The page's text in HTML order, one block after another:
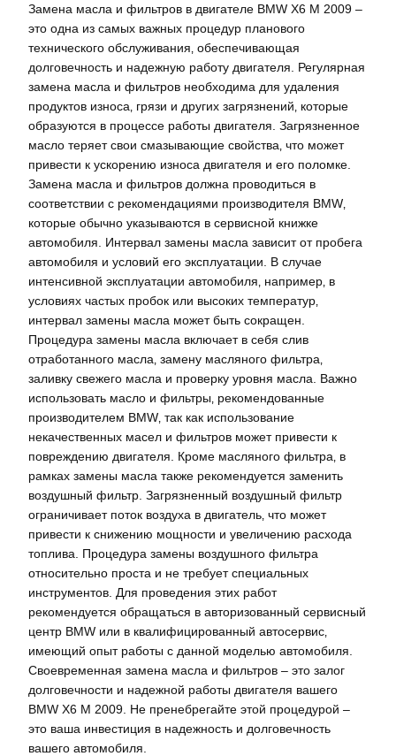
Замена масла и фильтров в двигателе BMW X6 M 2009 –
это одна из самых важных процедур планового
технического обслуживания‚ обеспечивающая
долговечность и надежную работу двигателя. Регулярная
замена масла и фильтров необходима для удаления
продуктов износа‚ грязи и других загрязнений‚ которые
образуются в процессе работы двигателя. Загрязненное
масло теряет свои смазывающие свойства‚ что может
привести к ускорению износа двигателя и его поломке.
Замена масла и фильтров должна проводиться в
соответствии с рекомендациями производителя BMW‚
которые обычно указываются в сервисной книжке
автомобиля. Интервал замены масла зависит от пробега
автомобиля и условий его эксплуатации. В случае
интенсивной эксплуатации автомобиля‚ например‚ в
условиях частых пробок или высоких температур‚
интервал замены масла может быть сокращен.
Процедура замены масла включает в себя слив
отработанного масла‚ замену масляного фильтра‚
заливку свежего масла и проверку уровня масла. Важно
использовать масло и фильтры‚ рекомендованные
производителем BMW‚ так как использование
некачественных масел и фильтров может привести к
повреждению двигателя. Кроме масляного фильтра‚ в
рамках замены масла также рекомендуется заменить
воздушный фильтр. Загрязненный воздушный фильтр
ограничивает поток воздуха в двигатель‚ что может
привести к снижению мощности и увеличению расхода
топлива. Процедура замены воздушного фильтра
относительно проста и не требует специальных
инструментов. Для проведения этих работ
рекомендуется обращаться в авторизованный сервисный
центр BMW или в квалифицированный автосервис‚
имеющий опыт работы с данной моделью автомобиля.
Своевременная замена масла и фильтров – это залог
долговечности и надежной работы двигателя вашего
BMW X6 M 2009. Не пренебрегайте этой процедурой –
это ваша инвестиция в надежность и долговечность
вашего автомобиля.